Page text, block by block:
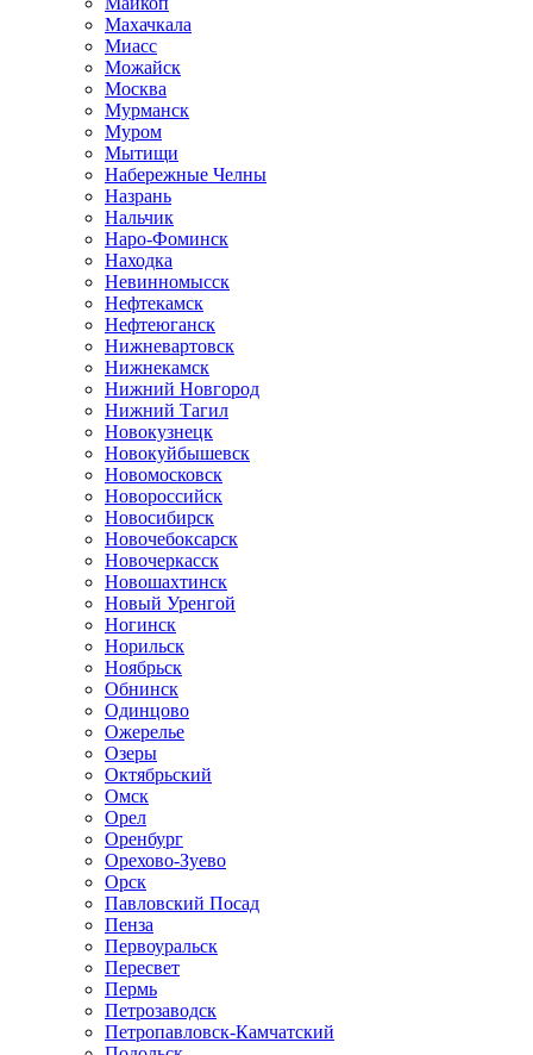
Махачкала
Миасс
Можайск
Москва
Мурманск
Муром
Мытищи
Набережные Челны
Назрань
Нальчик
Наро-Фоминск
Находка
Невинномысск
Нефтекамск
Нефтеюганск
Нижневартовск
Нижнекамск
Нижний Новгород
Нижний Тагил
Новокузнецк
Новокуйбышевск
Новомосковск
Новороссийск
Новосибирск
Новочебоксарск
Новочеркасск
Новошахтинск
Новый Уренгой
Ногинск
Норильск
Ноябрьск
Обнинск
Одинцово
Ожерелье
Озеры
Октябрьский
Омск
Орел
Оренбург
Орехово-Зуево
Орск
Павловский Посад
Пенза
Первоуральск
Пересвет
Пермь
Петрозаводск
Петропавловск-Камчатский